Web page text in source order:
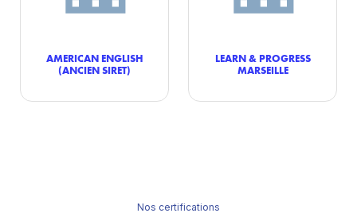
AMERICAN ENGLISH
(ANCIEN SIRET)
LEARN & PROGRESS
MARSEILLE
Nos certifications